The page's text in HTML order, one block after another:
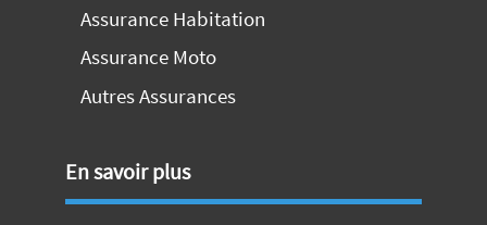
Assurance Habitation
Assurance Moto
Autres Assurances
En savoir plus